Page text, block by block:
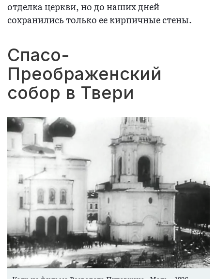
отделка церкви, но до наших дней
сохранились только ее кирпичные стены.
Спасо-
Преображенский
собор в Твери